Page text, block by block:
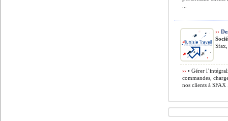
››
›› • Gérer
commandes,
nos clients à SFAX